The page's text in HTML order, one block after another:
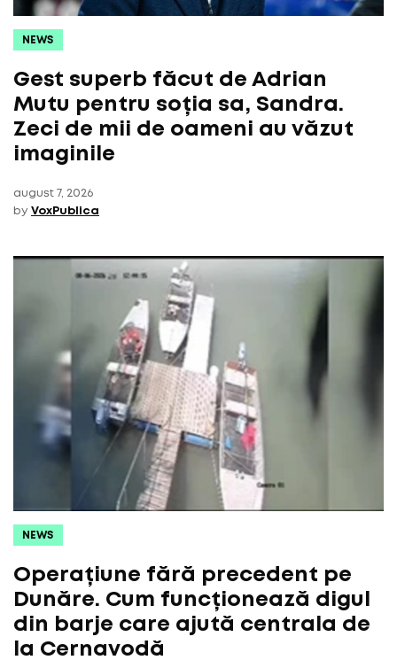
NEWS
Gest superb făcut de Adrian
Mutu pentru soția sa, Sandra.
Zeci de mii de oameni au văzut
imaginile
august 7, 2026
by VoxPublica
NEWS
Operațiune fără precedent pe
Dunăre. Cum funcționează digul
din barje care ajută centrala de
la Cernavodă